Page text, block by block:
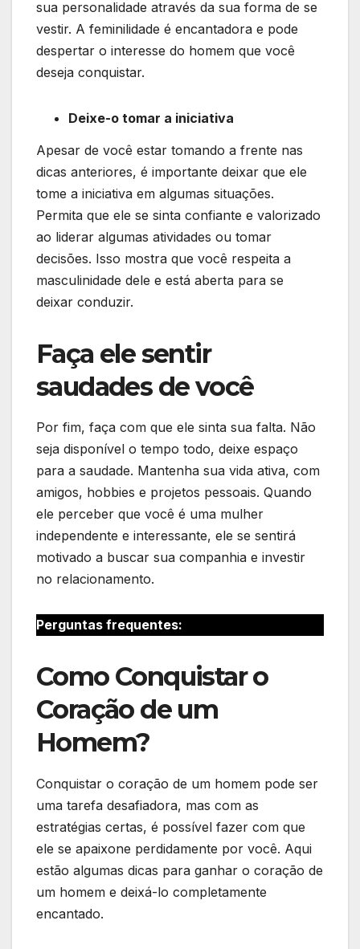
sua personalidade através da sua forma de se
vestir. A feminilidade é encantadora e pode
despertar o interesse do homem que você
deseja conquistar.
Deixe-o tomar a iniciativa
Apesar de você estar tomando a frente nas
dicas anteriores, é importante deixar que ele
tome a iniciativa em algumas situações.
Permita que ele se sinta confiante e valorizado
ao liderar algumas atividades ou tomar
decisões. Isso mostra que você respeita a
masculinidade dele e está aberta para se
deixar conduzir.
Faça ele sentir
saudades de você
Por fim, faça com que ele sinta sua falta. Não
seja disponível o tempo todo, deixe espaço
para a saudade. Mantenha sua vida ativa, com
amigos, hobbies e projetos pessoais. Quando
ele perceber que você é uma mulher
independente e interessante, ele se sentirá
motivado a buscar sua companhia e investir
no relacionamento.
Perguntas frequentes:
Como Conquistar o
Coração de um
Homem?
Conquistar o coração de um homem pode ser
uma tarefa desafiadora, mas com as
estratégias certas, é possível fazer com que
ele se apaixone perdidamente por você. Aqui
estão algumas dicas para ganhar o coração de
um homem e deixá-lo completamente
encantado.